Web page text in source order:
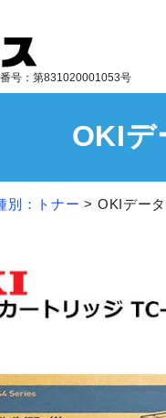
号：第831020001053号
OKIデ
別：トナー > OKIデー